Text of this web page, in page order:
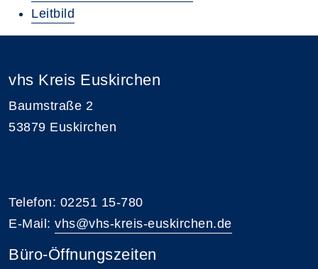
Leitbild
vhs Kreis Euskirchen
Baumstraße 2
53879 Euskirchen
Telefon: 02251 15-780
E-Mail: vhs@vhs-kreis-euskirchen.de
Büro-Öffnungszeiten